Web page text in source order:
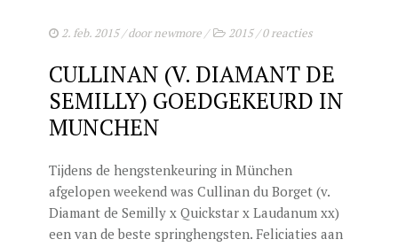
2. feb. 2015/ doornewmore/ 2015/0 reacties
CULLINAN (V. DIAMANT DE
SEMILLY) GOEDGEKEURD IN
MUNCHEN
Tijdens de hengstenkeuring in München
afgelopen weekend was Cullinan du Borget (v.
Diamant de Semilly x Quickstar x Laudanum xx)
een van de beste springhengsten. Feliciaties aan